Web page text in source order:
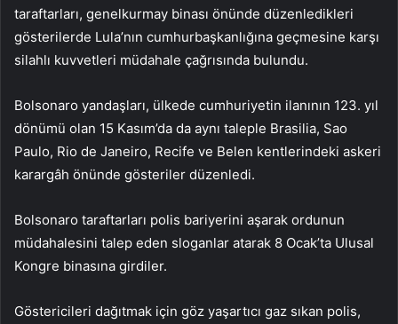
taraftarları, genelkurmay binası önünde düzenledikleri
gösterilerde Lula’nın cumhurbaşkanlığına geçmesine karşı
silahlı kuvvetleri müdahale çağrısında bulundu.
Bolsonaro yandaşları, ülkede cumhuriyetin ilanının 123. yıl
dönümü olan 15 Kasım’da da aynı taleple Brasilia, Sao
Paulo, Rio de Janeiro, Recife ve Belen kentlerindeki askeri
karargâh önünde gösteriler düzenledi.
Bolsonaro taraftarları polis bariyerini aşarak ordunun
müdahalesini talep eden sloganlar atarak 8 Ocak’ta Ulusal
Kongre binasına girdiler.
Göstericileri dağıtmak için göz yaşartıcı gaz sıkan polis,